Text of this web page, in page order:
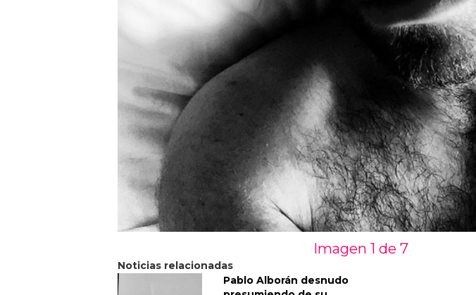
Imagen 1 de 7
Noticias relacionadas
Pablo Alborán desnudo